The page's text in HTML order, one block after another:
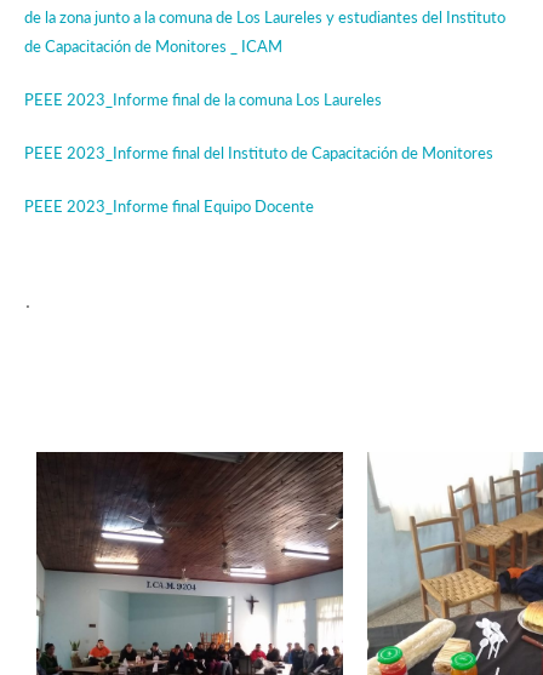
de la zona junto a la comuna de Los Laureles y estudiantes del Instituto
de Capacitación de Monitores _ ICAM
PEEE 2023_Informe final de la comuna Los Laureles
PEEE 2023_Informe final del Instituto de Capacitación de Monitores
PEEE 2023_Informe final Equipo Docente
.